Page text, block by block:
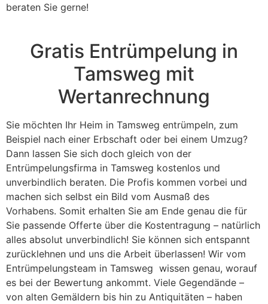
beraten Sie gerne!
Gratis Entrümpelung in
Tamsweg mit
Wertanrechnung
Sie möchten Ihr Heim in Tamsweg entrümpeln, zum
Beispiel nach einer Erbschaft oder bei einem Umzug?
Dann lassen Sie sich doch gleich von der
Entrümpelungsfirma in Tamsweg kostenlos und
unverbindlich beraten. Die Profis kommen vorbei und
machen sich selbst ein Bild vom Ausmaß des
Vorhabens. Somit erhalten Sie am Ende genau die für
Sie passende Offerte über die Kostentragung – natürlich
alles absolut unverbindlich! Sie können sich entspannt
zurücklehnen und uns die Arbeit überlassen! Wir vom
Entrümpelungsteam in Tamsweg wissen genau, worauf
es bei der Bewertung ankommt. Viele Gegendände –
von alten Gemäldern bis hin zu Antiquitäten – haben